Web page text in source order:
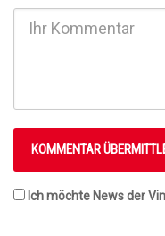
Ich möchte News der